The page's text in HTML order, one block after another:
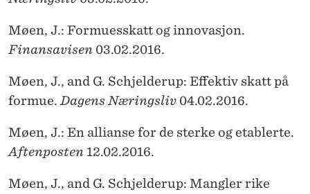
Møen, J.: Formuesskatt og innovasjon.
Finansavisen 03.02.2016.
Møen, J., and G. Schjelderup: Effektiv skatt på
formue. Dagens Næringsliv 04.02.2016.
Møen, J.: En allianse for de sterke og etablerte.
Aftenposten 12.02.2016.
Møen, J., and G. Schjelderup: Mangler rike